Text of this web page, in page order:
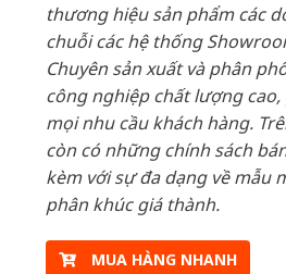
thương hiệu sản phẩm các
chuỗi các hệ thống
Chuyên sản xuất và phân
công nghiệp chất lượng
mọi nhu cầu khách hàng.
còn có những chính sách
kèm với sự đa dạng về mẫu
phân khúc giá thành.
MUA HÀNG NHANH